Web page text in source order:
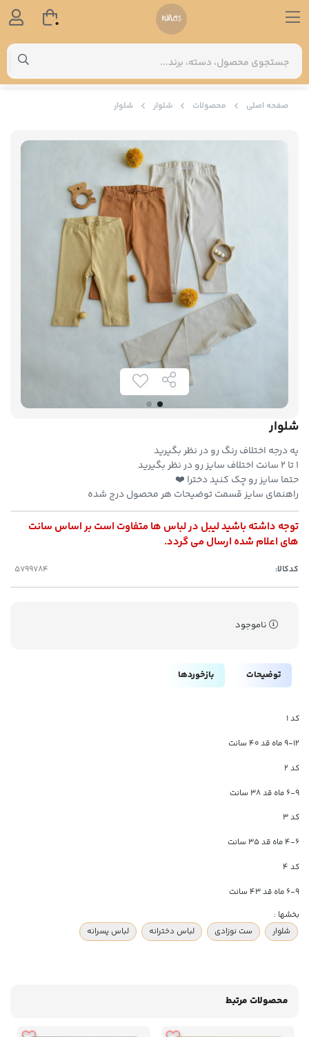
صفحه اصلی محصولات شلوار شلوار
شلوار
یه درجه اختلاف رنگ رو در نظر بگیرید
۱ تا ۲ سانت اختلاف سایز رو در نظر بگیرید
حتما سایز رو چک کنید دخترا ❤️
راهنمای سایز قسمت توضیحات هر محصول درج شده
توجه داشته باشید لیبل در لباس ها متفاوت است بر اساس سانت
های اعلام شده ارسال می گردد.
کدکالا:
ناموجود
توضیحات بازخوردها
کد ۱
۹-۱۲ ماه قد ۴۰ سانت
کد ۲
۶-۹ ماه قد ۳۸ سانت
کد ۳
۴-۶ ماه قد ۳۵ سانت
کد ۴
۶-۹ ماه قد ۴۳ سانت
بخشها :
شلوار
ست نوزادی لباس دخترانه لباس پسرانه
محصولات مرتبط
0